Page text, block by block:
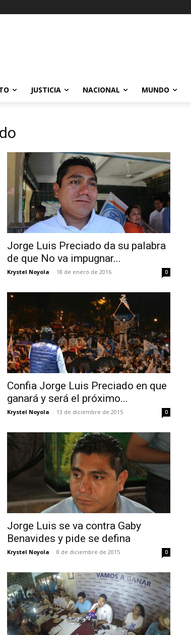
JUSTICIA NACIONAL MUNDO
Jorge Luis Preciado da su palabra
de que No va impugnar...
Krystel Noyola - 18 de enero de 2016 0
Confia Jorge Luis Preciado en que
ganará y será el próximo...
Krystel Noyola - 13 de diciembre de 2015 0
Jorge Luis se va contra Gaby
Benavides y pide se defina
Krystel Noyola - 8 de diciembre de 2015 0